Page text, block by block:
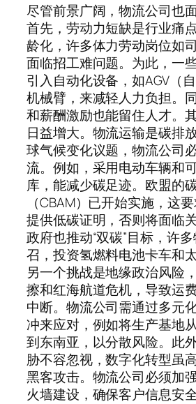
尽管前景广阔，物流公司也
首先，劳动力短缺是行业痛
龄化，许多体力劳动岗位如
面临招工难问题。为此，一
引入自动化设备，如AGV（
机械臂，来减轻人力负担。
和薪酬激励也能留住人才。
日益增大。物流运输是碳排
球气候变化议题，物流公司
流。例如，采用电动车辆和
库，能减少碳足迹。欧盟的
（CBAM）已开始实施，这
提供低碳证明，否则将面临
政府也推动“双碳”目标，许
召，投资氢燃料电池卡车和
另一个挑战是地缘政治风险
擦和红海航道危机，导致运
中断。物流公司需通过多元
冲来应对，例如将生产基地
到东南亚，以分散风险。此
胁不容忽视，数字化转型虽
黑客攻击。物流公司必须加
火墙建设，确保客户信息安全